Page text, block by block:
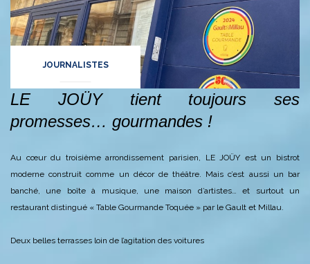
JOURNALISTES
LE JOÜY tient toujours ses
promesses… gourmandes !
Au cœur du troisième arrondissement parisien, LE JOÜY est un bistrot
moderne construit comme un décor de théâtre. Mais c’est aussi un bar
banché, une boîte à musique, une maison d’artistes… et surtout un
restaurant distingué « Table Gourmande Toquée » par le Gault et Millau.
Deux belles terrasses loin de l’agitation des voitures